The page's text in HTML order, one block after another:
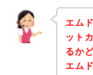
エム
ット
るか
エム